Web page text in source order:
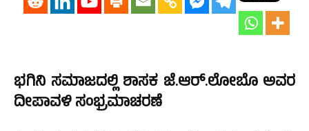
ಭಗಿನಿ ಸಮಾಜದಲ್ಲಿ ಶಾಸಕ ಜೆ.ಆರ್.ಲೋಬೊ ಅವರ
ದೀಪಾವಳಿ ಸಂಭ್ರಮಾಚರಣೆ